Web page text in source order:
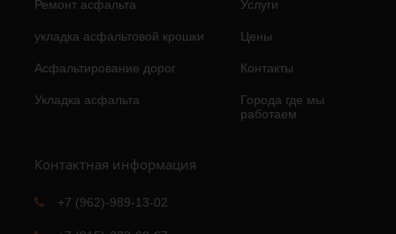
Ремонт асфальта
укладка асфальтовой крошки
Асфальтирование дорог
Укладка асфальта
Услуги
Цены
Контакты
Города где мы
работаем
Контактная информация
+7 (962)-989-13-02